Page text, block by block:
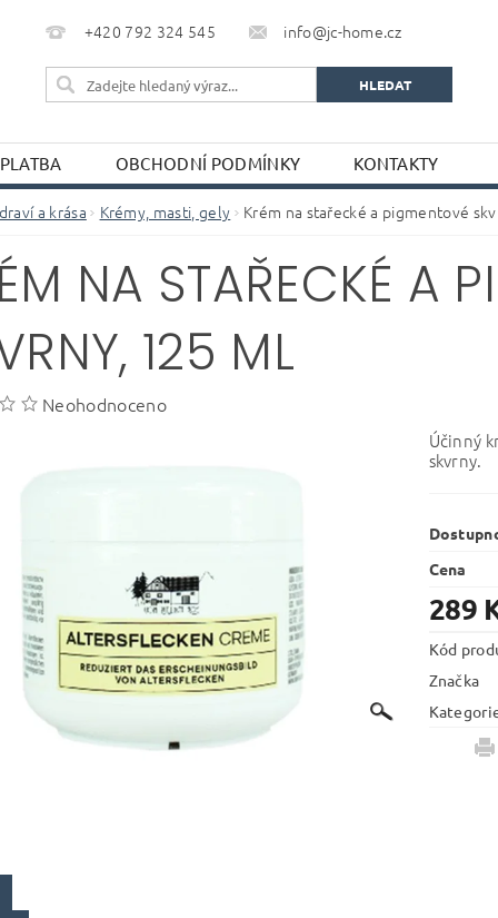
+420 792 324 545 info@jc-home.cz
OBCHODNÍ PODMÍNKY KONTAKTY
a krása Krémy, masti, gely Krém na stařecké a pigmentové
NA STAŘECKÉ A
125 ML
Neohodnoceno
Účinný
skvrny.
Cena
289
Kód
Značka